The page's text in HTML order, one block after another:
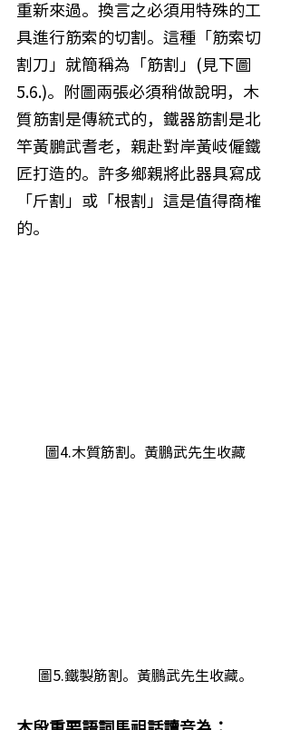
重新來過。換言之必須用特殊的工
具進行筋索的切割。這種「筋索切
割刀」就簡稱為「筋割」(見下圖
5.6.)。附圖兩張必須稍做說明，木
質筋割是傳統式的，鐵器筋割是北
竿黃鵬武耆老，親赴對岸黃岐僱鐵
匠打造的。許多鄉親將此器具寫成
「斤割」或「根割」這是值得商榷
的。
圖4.木質筋割。黃鵬武先生收藏
圖5.鐵製筋割。黃鵬武先生收藏。